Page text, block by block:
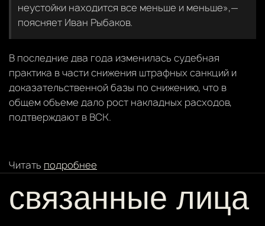
неустойки находится все меньше и меньше»,—
поясняет Иван Рыбаков.
В последние два года изменилась судебная
практика в части снижения штрафных санкций и
доказательственной базы по снижению, что в
общем объеме дало рост накладных расходов,
подтверждают в ВСК.
Читать подробнее
связанные лица